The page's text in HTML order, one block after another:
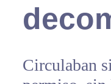
Circulaban